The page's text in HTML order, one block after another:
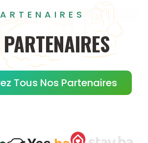
PARTENAIRES
Tous Nos Partenaires